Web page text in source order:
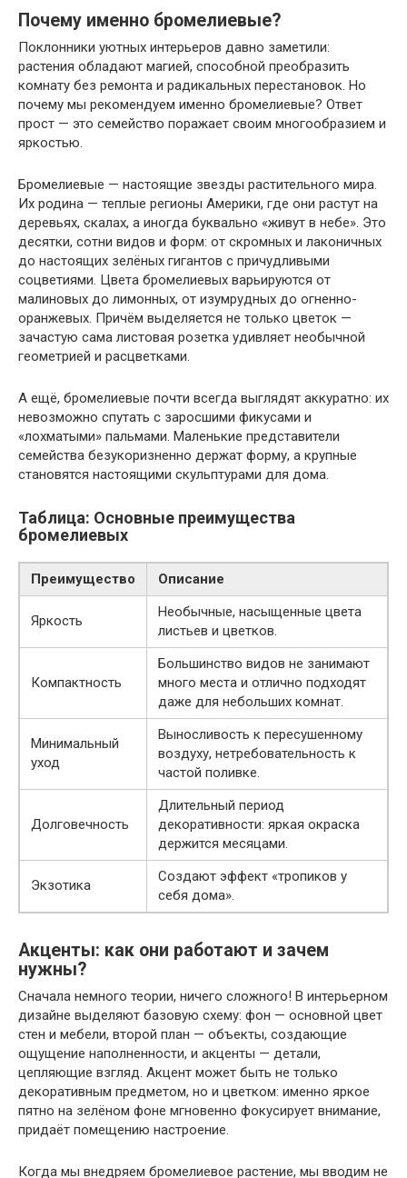
Почему именно бромелиевые?
Поклонники уютных интерьеров давно заметили:
растения обладают магией, способной преобразить
комнату без ремонта и радикальных перестановок. Но
почему мы рекомендуем именно бромелиевые? Ответ
прост — это семейство поражает своим многообразием и
яркостью.
Бромелиевые — настоящие звезды растительного мира.
Их родина — теплые регионы Америки, где они растут на
деревьях, скалах, а иногда буквально «живут в небе». Это
десятки, сотни видов и форм: от скромных и лаконичных
до настоящих зелёных гигантов с причудливыми
соцветиями. Цвета бромелиевых варьируются от
малиновых до лимонных, от изумрудных до огненно-
оранжевых. Причём выделяется не только цветок —
зачастую сама листовая розетка удивляет необычной
геометрией и расцветками.
А ещё, бромелиевые почти всегда выглядят аккуратно: их
невозможно спутать с заросшими фикусами и
«лохматыми» пальмами. Маленькие представители
семейства безукоризненно держат форму, а крупные
становятся настоящими скульптурами для дома.
Таблица: Основные преимущества
бромелиевых
Преимущество Описание
Яркость
Необычные, насыщенные цвета
листьев и цветков.
Компактность
Большинство видов не занимают
много места и отлично подходят
даже для небольших комнат.
Минимальный
уход
Выносливость к пересушенному
воздуху, нетребовательность к
частой поливке.
Долговечность
Длительный период
декоративности: яркая окраска
держится месяцами.
Экзотика
Создают эффект «тропиков у
себя дома».
Акценты: как они работают и зачем
нужны?
Сначала немного теории, ничего сложного! В интерьерном
дизайне выделяют базовую схему: фон — основной цвет
стен и мебели, второй план — объекты, создающие
ощущение наполненности, и акценты — детали,
цепляющие взгляд. Акцент может быть не только
декоративным предметом, но и цветком: именно яркое
пятно на зелёном фоне мгновенно фокусирует внимание,
придаёт помещению настроение.
Когда мы внедряем бромелиевое растение, мы вводим не